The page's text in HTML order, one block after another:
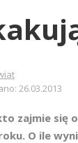
26.03.2013
zajmie się
O ile